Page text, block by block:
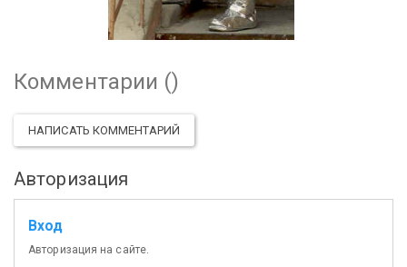
Комментарии ()
НАПИСАТЬ КОММЕНТАРИЙ
Авторизация
Вход
Авторизация на сайте.